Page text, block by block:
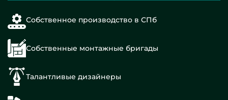
Собственное производство в СПб
Собственные монтажные бригады
Талантливые дизайнеры